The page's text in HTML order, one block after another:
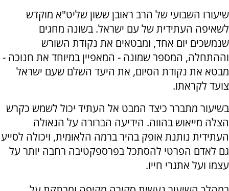
שיעורו השבועי של הרב ראובן ששון שליט"א מוקדש
לשאיפה העתידית של עם ישראל. בשונה מחגים
שנמשכים יום אחד, ומבטאים את נקודת השורש
וההתחלה, המספר שמונה - המאפיין במיוחד את חנוכה -
מבטא את נקודת הסיום, את היעד השלם שעם ישראל
צועד לקראתו.
בשיעור מתברר כיצד המבט אל העתיד יכול לשמש כקרש
הצלה מייאוש בהווה. הידיעה הברורה על הגאולה
העתידית נותנת אופק בהיר ברמה הלאומית, ויכולה לסייע
גם לאדם הפרטי להסתכל בפרספקטיבה רחבה יותר על
עצמו ועל אתגרי חייו.